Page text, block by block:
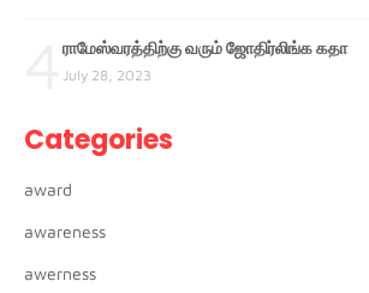
ராமேஸ்வரத்திற்கு வரும் ஜோதிர்லிங்க கதா
July 28, 2023
Categories
award
awareness
awerness